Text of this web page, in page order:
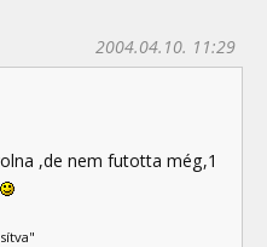
2004.04.10. 11:29
,de nem futotta még,1